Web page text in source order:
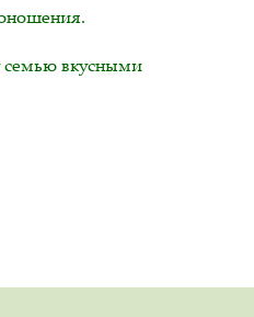
семью вкусными